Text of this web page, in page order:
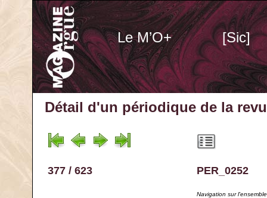
Le M’O+ [Sic]
Détail d'un périodique de la
377 / 623 PER_0252
Navigation sur